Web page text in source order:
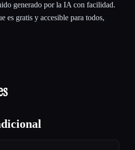
generado por la IA con facilidad.
es gratis y accesible para todos,